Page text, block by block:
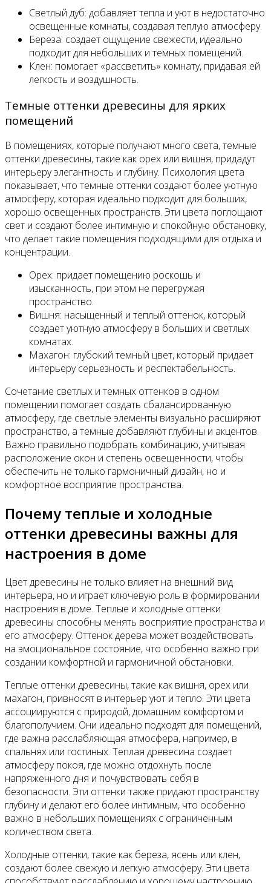
Светлый дуб: добавляет тепла и уют в недостаточно
освещенные комнаты, создавая теплую атмосферу.
Береза: создает ощущение свежести, идеально
подходит для небольших и темных помещений.
Клен: помогает «рассветить» комнату, придавая ей
легкость и воздушность.
Темные оттенки древесины для ярких
помещений
В помещениях, которые получают много света, темные
оттенки древесины, такие как орех или вишня, придадут
интерьеру элегантность и глубину. Психология цвета
показывает, что темные оттенки создают более уютную
атмосферу, которая идеально подходит для больших,
хорошо освещенных пространств. Эти цвета поглощают
свет и создают более интимную и спокойную обстановку,
что делает такие помещения подходящими для отдыха и
концентрации.
Орех: придает помещению роскошь и
изысканность, при этом не перегружая
пространство.
Вишня: насыщенный и теплый оттенок, который
создает уютную атмосферу в больших и светлых
комнатах.
Махагон: глубокий темный цвет, который придает
интерьеру серьезность и респектабельность.
Сочетание светлых и темных оттенков в одном
помещении помогает создать сбалансированную
атмосферу, где светлые элементы визуально расширяют
пространство, а темные добавляют глубины и акцентов.
Важно правильно подобрать комбинацию, учитывая
расположение окон и степень освещенности, чтобы
обеспечить не только гармоничный дизайн, но и
комфортное восприятие пространства.
Почему теплые и холодные
оттенки древесины важны для
настроения в доме
Цвет древесины не только влияет на внешний вид
интерьера, но и играет ключевую роль в формировании
настроения в доме. Теплые и холодные оттенки
древесины способны менять восприятие пространства и
его атмосферу. Оттенок дерева может воздействовать
на эмоциональное состояние, что особенно важно при
создании комфортной и гармоничной обстановки.
Теплые оттенки древесины, такие как вишня, орех или
махагон, привносят в интерьер уют и тепло. Эти цвета
ассоциируются с природой, домашним комфортом и
благополучием. Они идеально подходят для помещений,
где важна расслабляющая атмосфера, например, в
спальнях или гостиных. Теплая древесина создает
атмосферу покоя, где можно отдохнуть после
напряженного дня и почувствовать себя в
безопасности. Эти оттенки также придают пространству
глубину и делают его более интимным, что особенно
важно в небольших помещениях с ограниченным
количеством света.
Холодные оттенки, такие как береза, ясень или клен,
создают более свежую и легкую атмосферу. Эти цвета